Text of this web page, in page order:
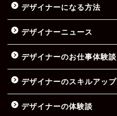
デザイナーになる方法
デザイナーニュース
デザイナーのお仕事体験談
デザイナーのスキルアップ
デザイナーの体験談